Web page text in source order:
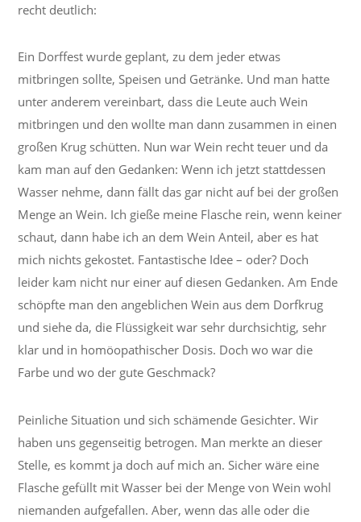
recht deutlich:
Ein Dorffest wurde geplant, zu dem jeder etwas
mitbringen sollte, Speisen und Getränke. Und man hatte
unter anderem vereinbart, dass die Leute auch Wein
mitbringen und den wollte man dann zusammen in einen
großen Krug schütten. Nun war Wein recht teuer und da
kam man auf den Gedanken: Wenn ich jetzt stattdessen
Wasser nehme, dann fällt das gar nicht auf bei der großen
Menge an Wein. Ich gieße meine Flasche rein, wenn keiner
schaut, dann habe ich an dem Wein Anteil, aber es hat
mich nichts gekostet. Fantastische Idee – oder? Doch
leider kam nicht nur einer auf diesen Gedanken. Am Ende
schöpfte man den angeblichen Wein aus dem Dorfkrug
und siehe da, die Flüssigkeit war sehr durchsichtig, sehr
klar und in homöopathischer Dosis. Doch wo war die
Farbe und wo der gute Geschmack?
Peinliche Situation und sich schämende Gesichter. Wir
haben uns gegenseitig betrogen. Man merkte an dieser
Stelle, es kommt ja doch auf mich an. Sicher wäre eine
Flasche gefüllt mit Wasser bei der Menge von Wein wohl
niemanden aufgefallen. Aber, wenn das alle oder die